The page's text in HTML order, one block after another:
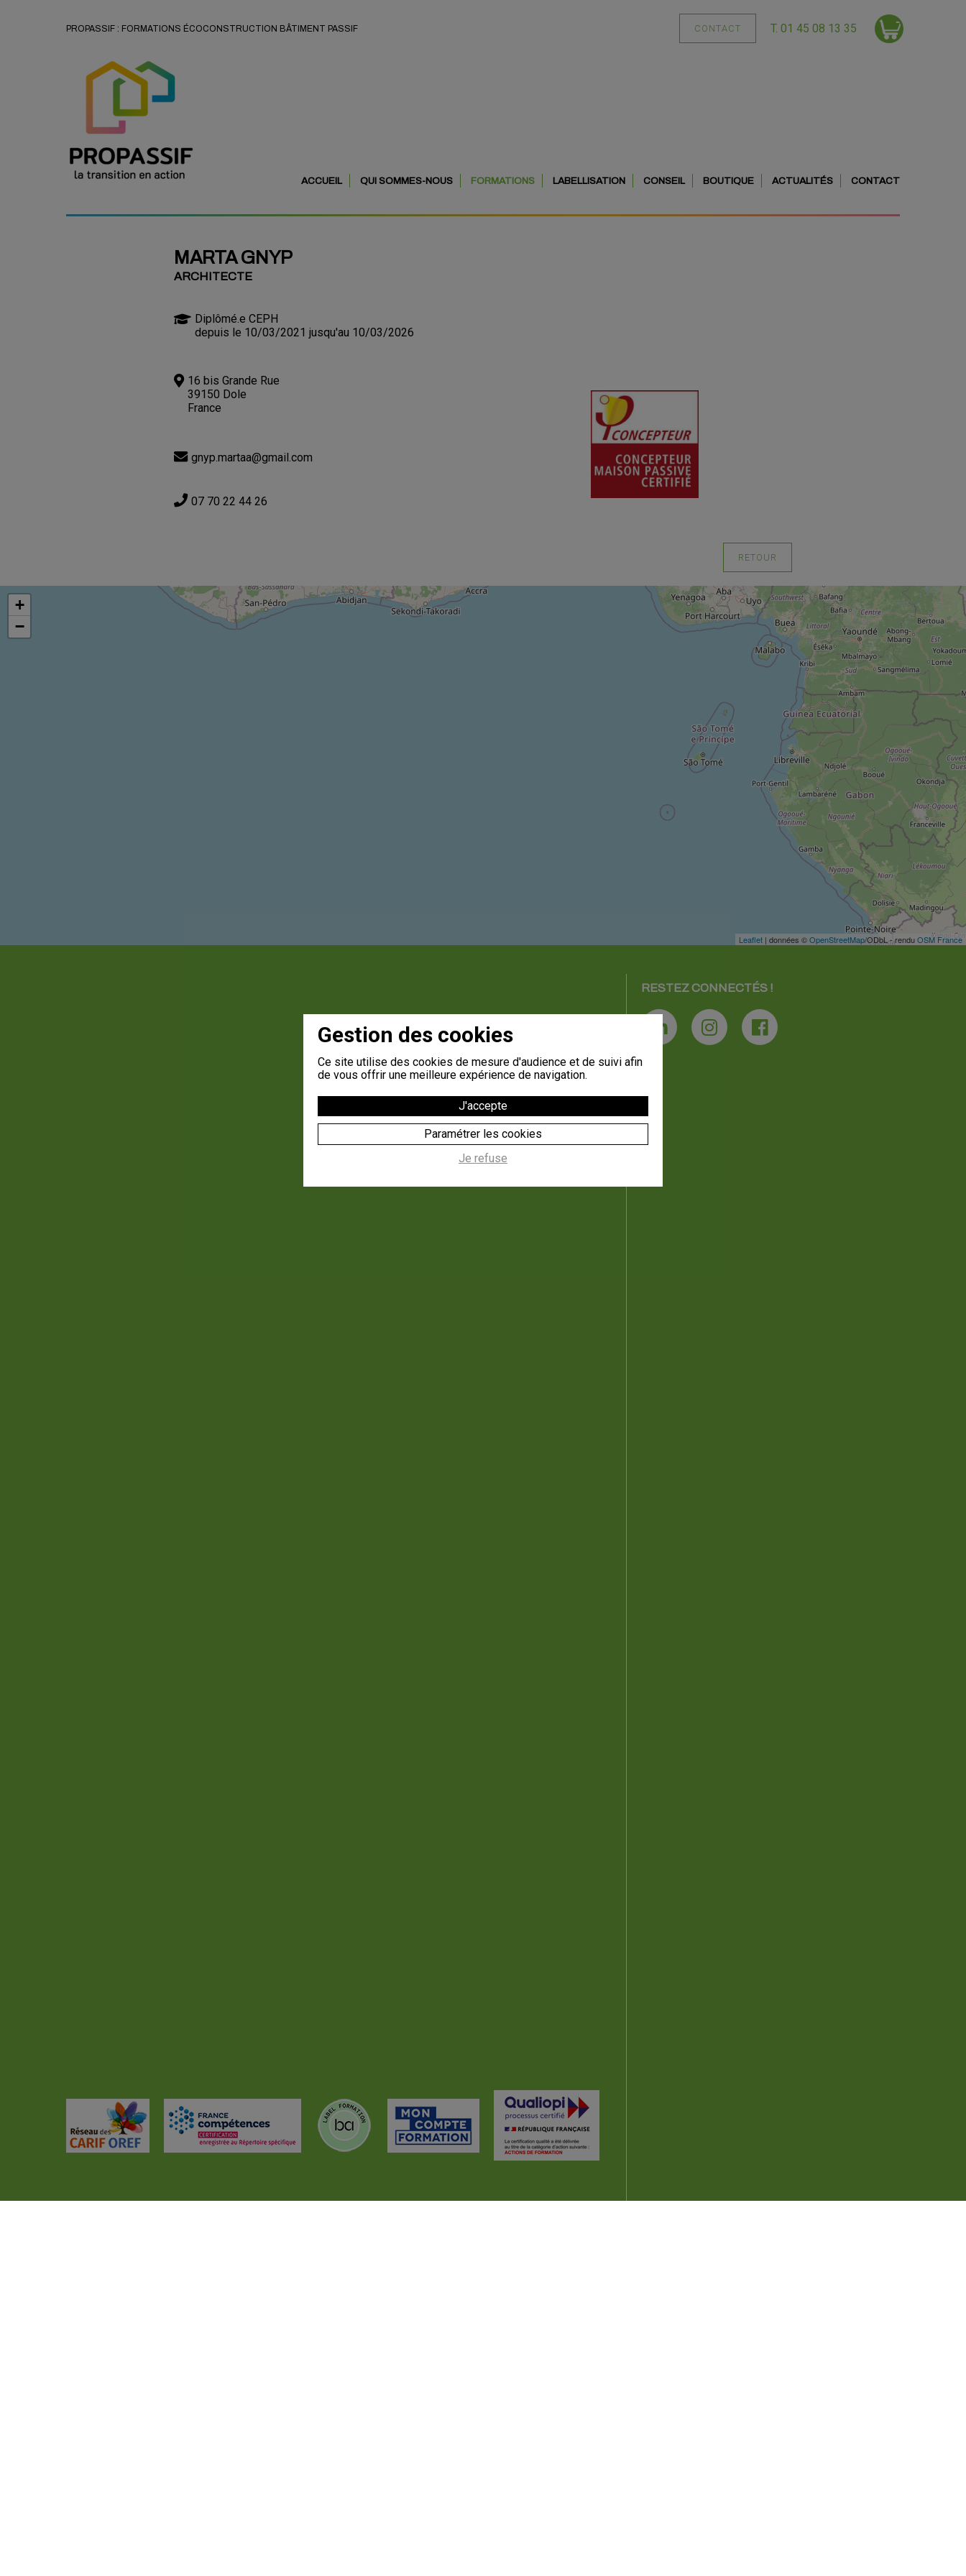
PROPASSIF : FORMATIONS ÉCOCONSTRUCTION BÂTIMENT PASSIF CONTACT T. 01 45 08 13 35
ACCUEIL QUI SOMMES-NOUS FORMATIONS LABELLISATION CONSEIL BOUTIQUE ACTUALITÉS CONTACT
MARTA GNYP
ARCHITECTE
Diplômé.e CEPH
depuis le 10/03/2021 jusqu'au 10/03/2026
16 bis Grande Rue
39150 Dole
France
gnyp.martaa@gmail.com
07 70 22 44 26
RETOUR
+
−
Leaflet | données ©OpenStreetMap/ODbL - renduOSM France
RESTEZ CONNECTÉS !
Gestion des cookies
Ce site utilise des cookies de mesure d'audience et de suivi afin
de vous offrir une meilleure expérience de navigation.
J'accepte
Paramétrer les cookies
Je refuse